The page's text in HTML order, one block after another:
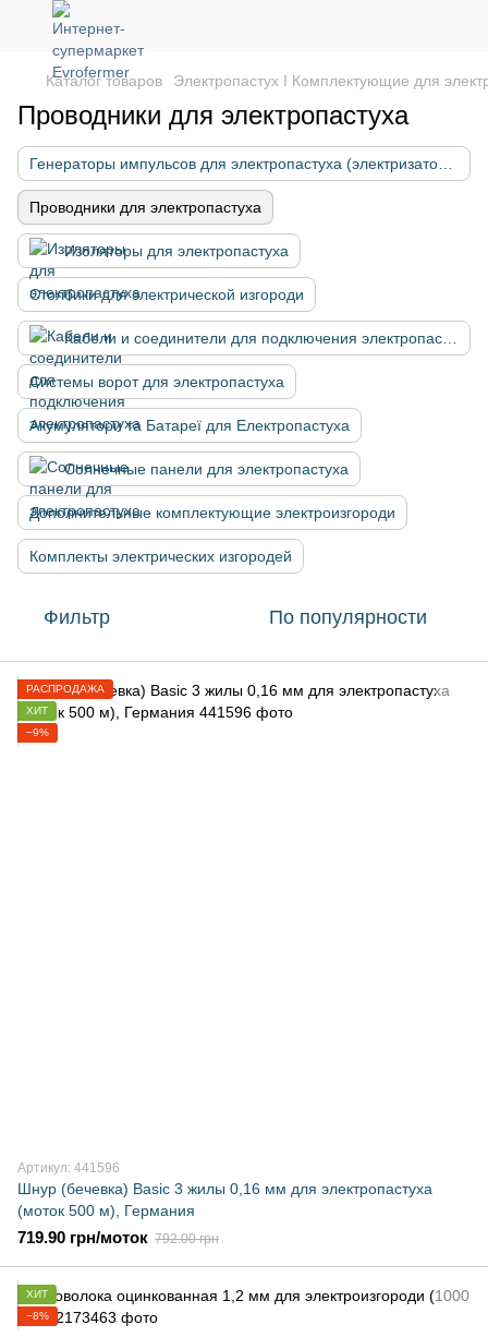
Каталог товаров Электропастух І Комплектующие для
Проводники для электропастуха
Проводники для электропастуха
Изоляторы для электропастуха
Столбики для электрической изгороди
Системы ворот для электропастуха
Акумулятори та Батареї для Електропастуха
Солнечные панели для электропастуха
Дополнительные комплектующие электроизгороди
Комплекты электрических изгородей
Фильтр По популярности
РАСПРОДАЖА
ХИТ
−9%
Артикул: 441596
Шнур (бечевка) Basic 3 жилы 0,16 мм для электропастуха
(моток 500 м), Германия
719.90 грн/моток 792.00 грн
ХИТ
−8%